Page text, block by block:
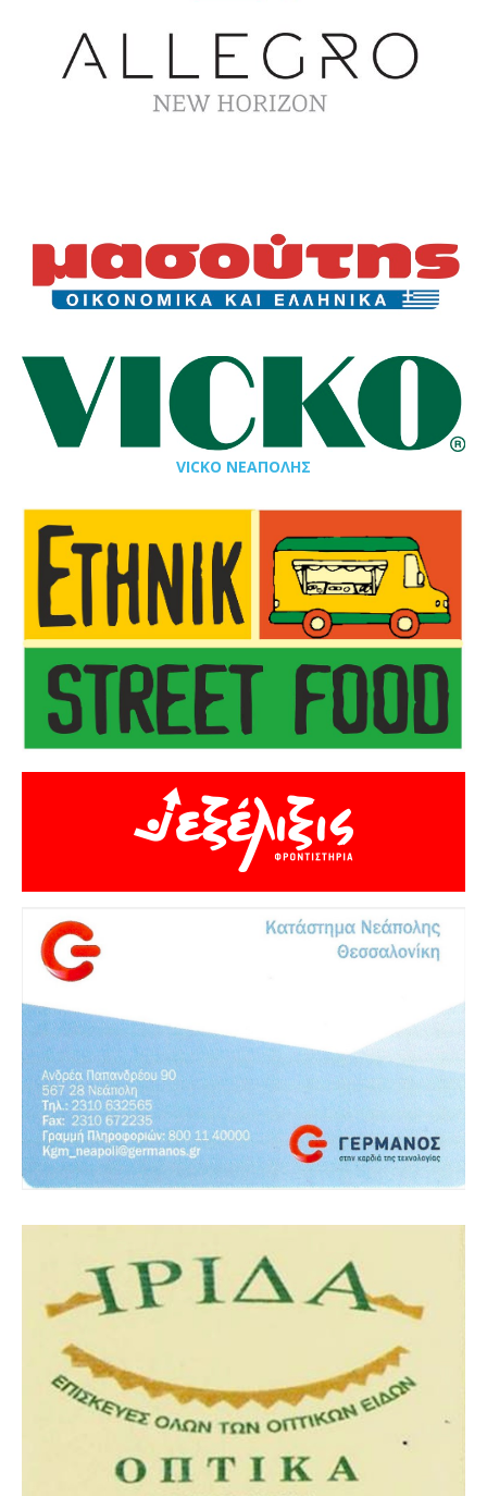
VICKO ΝΕΑΠΟΛΗΣ